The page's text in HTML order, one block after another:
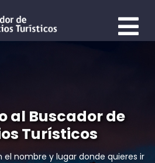
al Buscador de
Turísticos
el nombre y lugar donde quieres ir